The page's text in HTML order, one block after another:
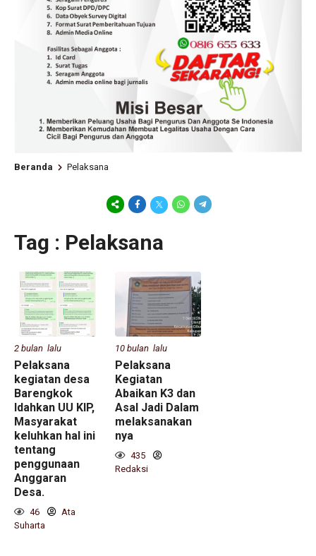
Beranda Pelaksana
Tag : Pelaksana
2 bulan lalu
Pelaksana
kegiatan desa
Barengkok
Idahkan UU KIP,
Masyarakat
keluhkan hal ini
tentang
penggunaan
Anggaran
Desa.
46
Ata
Suharta
10 bulan lalu
Pelaksana
Kegiatan
Abaikan K3 dan
Asal Jadi Dalam
melaksanakan
nya
435
Redaksi